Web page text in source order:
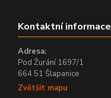
Kontaktní informace
Adresa:
Pod Žurání 1697/1
664 51 Šlapanice
Zvětšit mapu